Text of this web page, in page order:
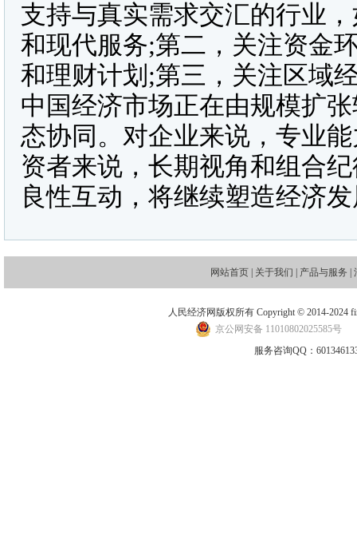
支持与真实需求交汇的行业
和现代服务;第二，关注资金
和理财计划;第三，关注区域
中国经济市场正在由规模扩
态协同。对企业来说，专业
资者来说，长期视角和组合
良性互动，将继续塑造经济
网站首页 关于我们 产品与服务
人民经济网版权所有 Copyright © 2014-2024
京公网安备 11010802025585号
服务咨询QQ：